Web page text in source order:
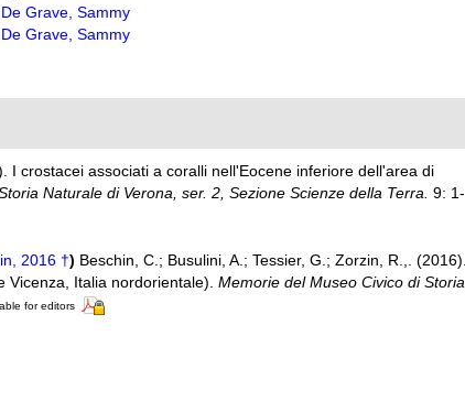
De Grave, Sammy
De Grave, Sammy
I crostacei associati a coralli nell'Eocene inferiore dell'area di
Naturale di Verona, ser. 2, Sezione Scienze della Terra. 9: 1-
2016 †) Beschin, C.; Busulini, A.; Tessier, G.; Zorzin, R.,. (2016).
Vicenza, Italia nordorientale).Memorie del Museo Civico di Storia
for editors